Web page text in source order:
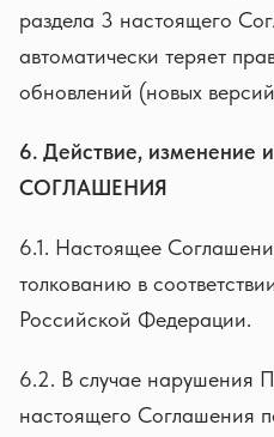
раздела 3 настоящего
автоматически теряет
обновлений (новых
6. Действие, изменение
СОГЛАШЕНИЯ
6.1. Настоящее
толкованию в
Российской Федерации.
6.2. В случае нарушения
настоящего Соглашения